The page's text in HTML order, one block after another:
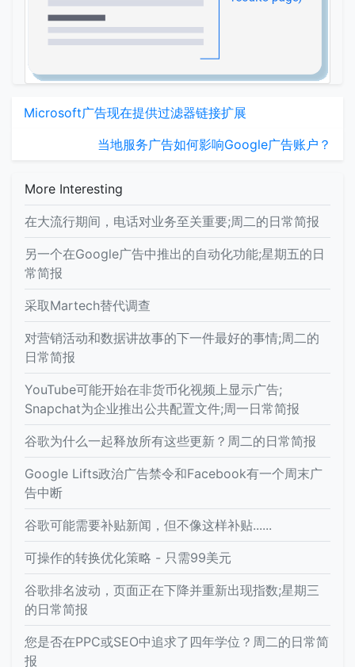
Microsoft广告现在提供过滤器链接扩展
当地服务广告如何影响Google广告账户？
More Interesting
在大流行期间，电话对业务至关重要;周二的日常简报
另一个在Google广告中推出的自动化功能;星期五的日
常简报
采取Martech替代调查
对营销活动和数据讲故事的下一件最好的事情;周二的
日常简报
YouTube可能开始在非货币化视频上显示广告;
Snapchat为企业推出公共配置文件;周一日常简报
谷歌为什么一起释放所有这些更新？周二的日常简报
Google Lifts政治广告禁令和Facebook有一个周末广
告中断
谷歌可能需要补贴新闻，但不像这样补贴......
可操作的转换优化策略 - 只需99美元
谷歌排名波动，页面正在下降并重新出现指数;星期三
的日常简报
您是否在PPC或SEO中追求了四年学位？周二的日常简
报